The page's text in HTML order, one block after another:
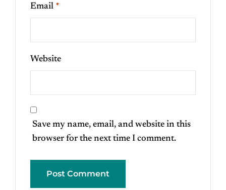
Email *
Website
Save my name, email, and website in this
browser for the next time I comment.